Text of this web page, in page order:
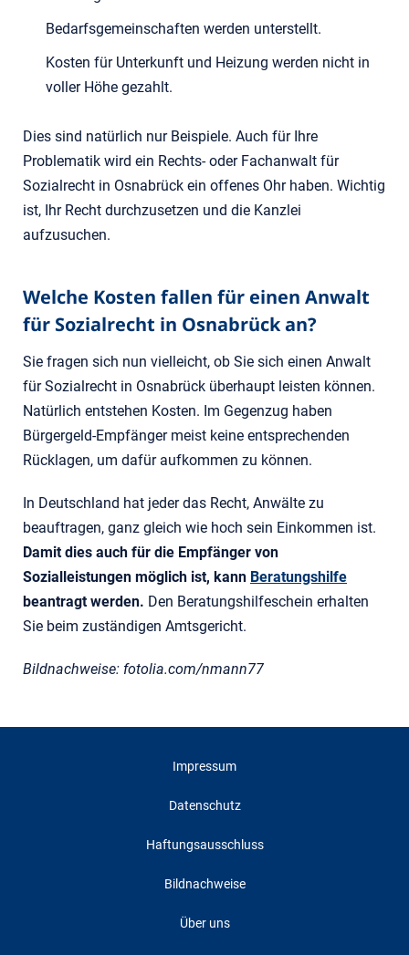
Bedarfsgemeinschaften werden unterstellt.
Kosten für Unterkunft und Heizung werden nicht in
voller Höhe gezahlt.
Dies sind natürlich nur Beispiele. Auch für Ihre
Problematik wird ein Rechts- oder Fachanwalt für
Sozialrecht in Osnabrück ein offenes Ohr haben. Wichtig
ist, Ihr Recht durchzusetzen und die Kanzlei
aufzusuchen.
Welche Kosten fallen für einen Anwalt
für Sozialrecht in Osnabrück an?
Sie fragen sich nun vielleicht, ob Sie sich einen Anwalt
für Sozialrecht in Osnabrück überhaupt leisten können.
Natürlich entstehen Kosten. Im Gegenzug haben
Bürgergeld-Empfänger meist keine entsprechenden
Rücklagen, um dafür aufkommen zu können.
In Deutschland hat jeder das Recht, Anwälte zu
beauftragen, ganz gleich wie hoch sein Einkommen ist.
Damit dies auch für die Empfänger von
Sozialleistungen möglich ist, kann Beratungshilfe
beantragt werden. Den Beratungshilfeschein erhalten
Sie beim zuständigen Amtsgericht.
Bildnachweise: fotolia.com/nmann77
Impressum
Datenschutz
Haftungsausschluss
Bildnachweise
Über uns